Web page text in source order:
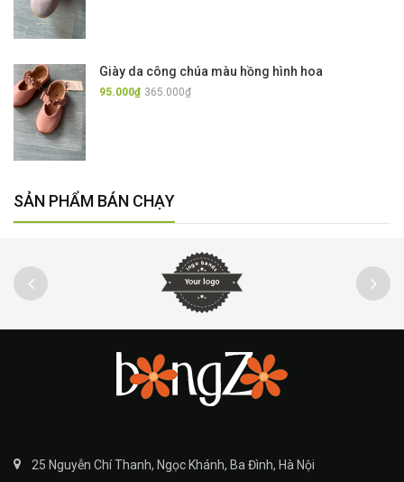
Giày da công chúa màu hồng hình hoa
95.000₫ 365.000₫
SẢN PHẨM BÁN CHẠY
25 Nguyễn Chí Thanh, Ngọc Khánh, Ba Đình, Hà Nội